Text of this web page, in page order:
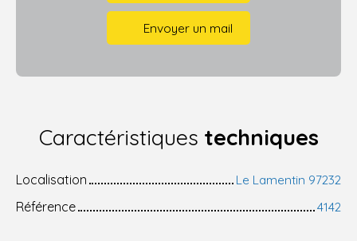
Envoyer un mail
Caractéristiques techniques
Localisation
Le Lamentin 97232
Référence
4142